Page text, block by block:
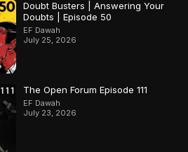
Doubt Busters | Answering Your
Doubts | Episode 50
EF Dawah
July 25, 2026
The Open Forum Episode 111
EF Dawah
July 23, 2026